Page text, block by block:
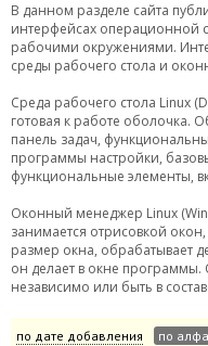
В данном разделе сайта
интерфейсах операционной
рабочими окружениями.
среды рабочего стола и
Среда рабочего стола Linux
готовая к работе оболочка.
панель задач,
программы настройки,
функциональные элементы,
Оконный менеджер Linux
занимается отрисовкой
размер окна, обрабатывает
он делает в окне
независимо или быть в
по дате добавления по